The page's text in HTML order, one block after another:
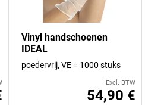
Vinyl handschoenen
IDEAL
poedervrij, VE = 1000 stuks
Excl. BTW
54,90 €